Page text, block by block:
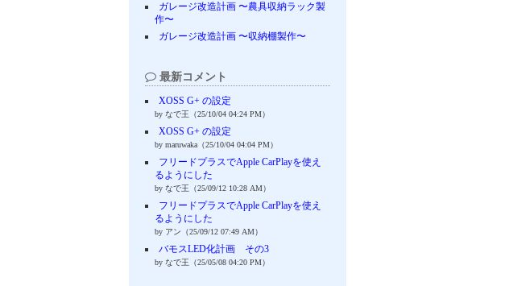
ガレージ改造計画 〜農具収納ラック製
作〜
ガレージ改造計画 〜収納棚製作〜
最新コメント
XOSS G+ の設定
by なで王（25/10/04 04:24 PM）
XOSS G+ の設定
by maruwaka（25/10/04 04:04 PM）
フリードプラスでApple CarPlayを使え
るようにした
by なで王（25/09/12 10:28 AM）
フリードプラスでApple CarPlayを使え
るようにした
by アン（25/09/12 07:49 AM）
バモスLED化計画 その3
by なで王（25/05/08 04:20 PM）